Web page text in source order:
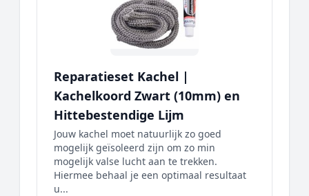
Reparatieset Kachel |
Kachelkoord Zwart (10mm) en
Hittebestendige Lijm
Jouw kachel moet natuurlijk zo goed
mogelijk geïsoleerd zijn om zo min
mogelijk valse lucht aan te trekken.
Hiermee behaal je een optimaal resultaat
u...